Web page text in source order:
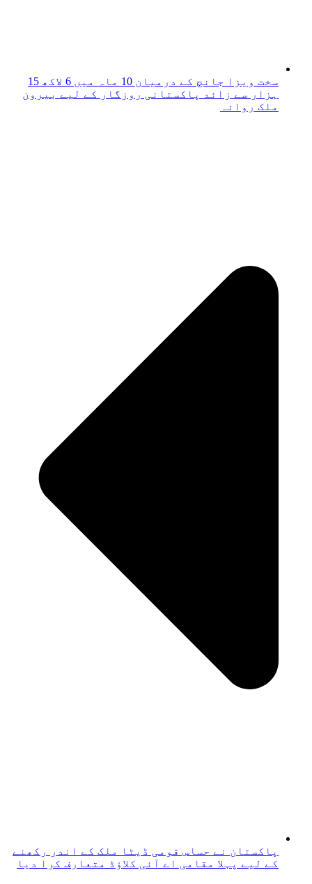
سخت ویزا جانچ کے درمیان 10 ماہ میں 6 لاکھ 15
ہزار سے زائد پاکستانی روزگار کے لیے بیرون
ملک روانہ
پاکستان نے حساس قومی ڈیٹا ملک کے اندر رکھنے
کے لیے پہلا مقامی اے آئی کلاؤڈ متعارف کرا دیا